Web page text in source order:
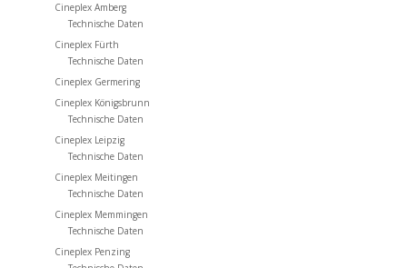
Cineplex Amberg
Technische Daten
Cineplex Fürth
Technische Daten
Cineplex Germering
Cineplex Königsbrunn
Technische Daten
Cineplex Leipzig
Technische Daten
Cineplex Meitingen
Technische Daten
Cineplex Memmingen
Technische Daten
Cineplex Penzing